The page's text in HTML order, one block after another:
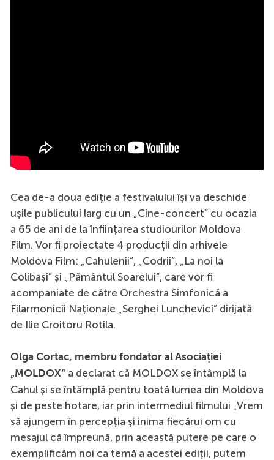
Cea de-a doua ediție a festivalului își va deschide
ușile publicului larg cu un „Cine-concert” cu ocazia
a 65 de ani de la înființarea studiourilor Moldova
Film. Vor fi proiectate 4 producții din arhivele
Moldova Film: „Cahulenii”, „Codrii”, „La noi la
Colibași” și „Pământul Soarelui”, care vor fi
acompaniate de către Orchestra Simfonică a
Filarmonicii Naționale „Serghei Lunchevici” dirijată
de Ilie Croitoru Rotila.
Olga Cortac, membru fondator al Asociației
„MOLDOX” a declarat că MOLDOX se întâmplă la
Cahul și se întâmplă pentru toată lumea din Moldova
și de peste hotare, iar prin intermediul filmului „Vrem
să ajungem în percepția și inima fiecărui om cu
mesajul că împreună, prin această putere pe care o
exemplificăm noi ca temă a acestei ediții, putem